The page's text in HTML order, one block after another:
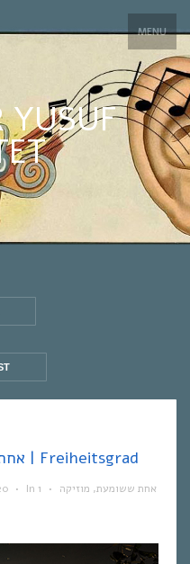
MENU
YUSUF
אחת ששומעת #441 | 19/11/20 | Freiheitsgrad
• In אחת ששומעת, מוזיקה •
1